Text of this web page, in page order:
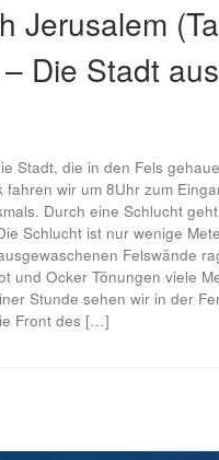
Jerusalem
Die Stadt aus
Stadt, die in den Fels
fahren wir um 8Uhr zum
Durch eine Schlucht
Schlucht ist nur wenige
Felswände
und Ocker Tönungen viele
Stunde sehen wir in der
Front des […]